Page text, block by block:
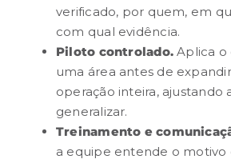
verificado, por quem, em
com qual evidência.
Piloto controlado. Aplica
uma área antes de
operação inteira, ajustando
generalizar.
Treinamento e
a equipe entende o motivo